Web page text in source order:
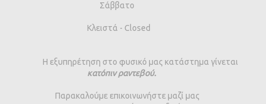
Σάββατο
Κλειστά - Closed
Η εξυπηρέτηση στο φυσικό μας κατάστημα γίνεται
κατόπιν ραντεβού.
Παρακαλούμε επικοινωνήστε μαζί μας